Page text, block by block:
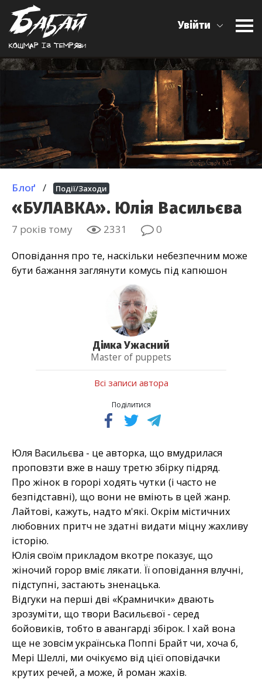
Кошмар iз темряви
Увійти
Блоґ / Події/Заходи
«БУЛАВКА». Юлія Васильєва
7 років тому 2331 0
Оповідання про те, наскільки небезпечним може
бути бажання заглянути комусь під капюшон
Дімка Ужасний
Master of puppets
Всі записи автора
Поділитися
Юля Васильєва - це авторка, що вмудрилася
проповзти вже в нашу третю збірку підряд.
Про жінок в горорі ходять чутки (і часто не
безпідставні), що вони не вміють в цей жанр.
Лайтові, кажуть, надто м'які. Окрім містичних
любовних притч не здатні видати міцну жахливу
історію.
Юлія своїм прикладом вкотре показує, що
жіночий горор вміє лякати. Її оповідання влучні,
підступні, застають зненацька.
Відгуки на перші дві «Крамнички» двають
зрозуміти, що твори Васильєвої - серед
бойовиків, тобто в авангарді збірок. І хай вона
ще не зовсім українська Поппі Брайт чи, хоча б,
Мері Шеллі, ми очікуємо від цієї оповідачки
крутих речей, а може, й роман жахів.